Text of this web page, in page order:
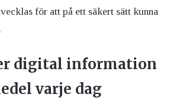
för att på ett säkert sätt kunna
digital information
varje dag